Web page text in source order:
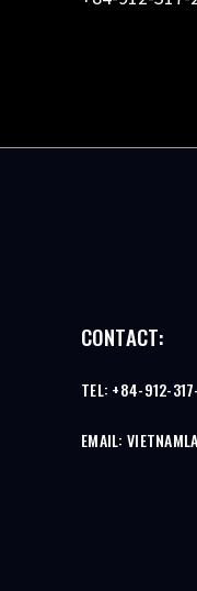
CONTACT:
TEL: +84-912-
EMAIL: